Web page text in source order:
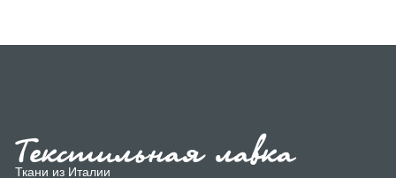
Ткани из Италии